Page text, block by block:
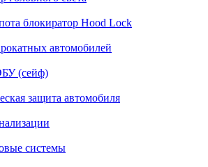
блокиратор Hood Lock
автомобилей
(сейф)
защита автомобиля
системы